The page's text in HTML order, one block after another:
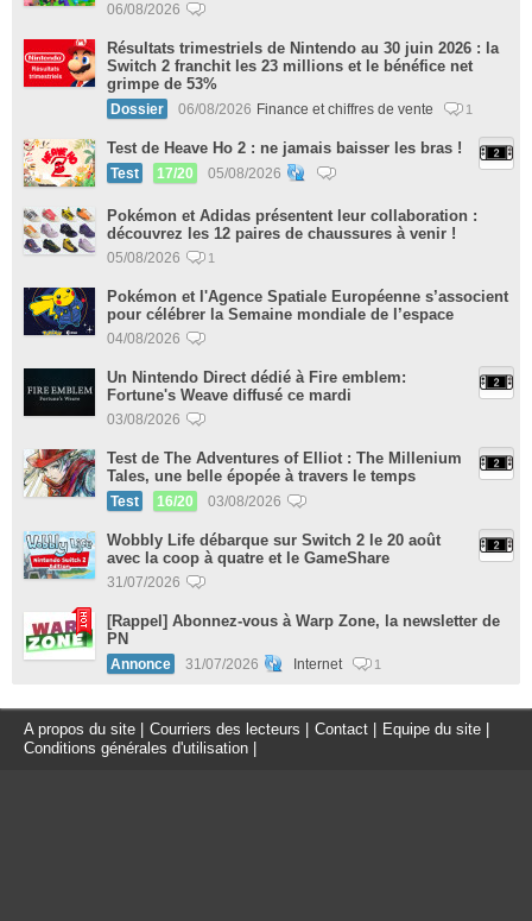
06/08/2026
Résultats trimestriels de Nintendo au 30 juin 2026 : la
Switch 2 franchit les 23 millions et le bénéfice net
grimpe de 53%
Dossier 06/08/2026 Finance et chiffres de vente 1
Test de Heave Ho 2 : ne jamais baisser les bras !
Test 17/20 05/08/2026
Pokémon et Adidas présentent leur collaboration :
découvrez les 12 paires de chaussures à venir !
05/08/2026 1
Pokémon et l'Agence Spatiale Européenne s’associent
pour célébrer la Semaine mondiale de l’espace
04/08/2026
Un Nintendo Direct dédié à Fire emblem:
Fortune's Weave diffusé ce mardi
03/08/2026
Test de The Adventures of Elliot : The Millenium
Tales, une belle épopée à travers le temps
Test 16/20 03/08/2026
Wobbly Life débarque sur Switch 2 le 20 août
avec la coop à quatre et le GameShare
31/07/2026
[Rappel] Abonnez-vous à Warp Zone, la newsletter de
PN
Annonce 31/07/2026 Internet 1
A propos du site Courriers des lecteurs Contact Equipe du site
Conditions générales d'utilisation